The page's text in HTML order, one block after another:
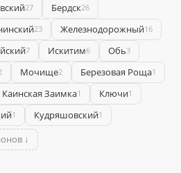
27 Бердск26
23 Железнодорожный16
7 Искитим6 Обь3
Мочище2 Березовая Роща1
Каинская Заимка1 Ключи1
1 Кудряшовский1
↓